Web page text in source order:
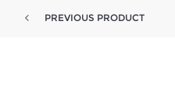
PREVIOUS PRODUCT